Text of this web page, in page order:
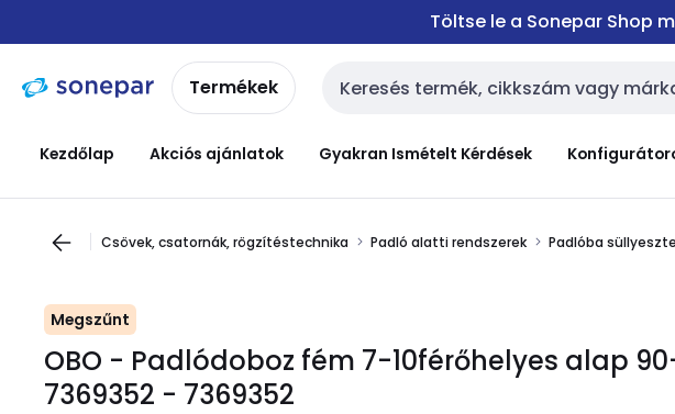
navigációhoztartalomra
Töltse le a Sonepar Shop
Termékek Keresési bemenet
Kezdőlap Akciós ajánlatok Gyakran Ismételt Kérdések
Csövek, csatornák, rögzítéstechnika Padló alatti rendszerek Padlóba
Megszűnt
OBO - Padlódoboz fém 7-10férőhelyes alap
7369352 - 7369352